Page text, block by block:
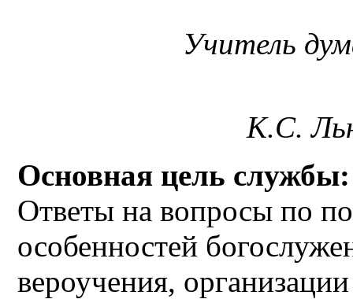
Учитель
К.С.
Основная цель
Ответы на вопросы по
особенностей
вероучения,